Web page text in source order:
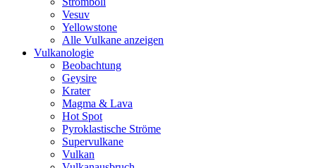
Vesuv
Yellowstone
Alle Vulkane anzeigen
Vulkanologie
Beobachtung
Geysire
Krater
Magma & Lava
Hot Spot
Pyroklastische Ströme
Supervulkane
Vulkan